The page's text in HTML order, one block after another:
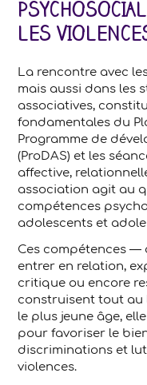
LES
La rencontre avec
mais aussi dans les
associatives,
fondamentales du
Programme de
(ProDAS) et les
affective,
association agit au
compétences
adolescents et
Ces compétences —
entrer en relation,
critique ou encore
construisent tout au
le plus jeune âge,
pour favoriser le
discriminations et
violences.